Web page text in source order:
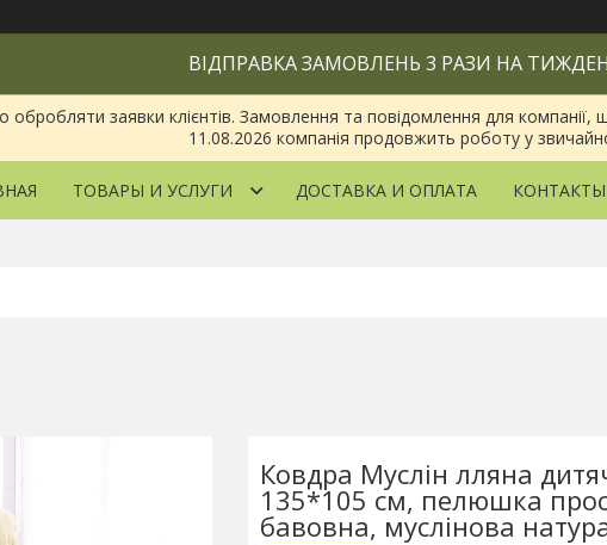
ВІДПРАВКА ЗАМОВЛЕНЬ 3 РАЗИ НА
заявки клієнтів. Замовлення та повідомлення для компанії,
11.08.2026 компанія продовжить роботу у
ТОВАРЫ И УСЛУГИ ДОСТАВКА И ОПЛАТА КОНТАКТЫ
Ковдра Муслін лляна
135*105 см, пелюшка
бавовна, муслінова